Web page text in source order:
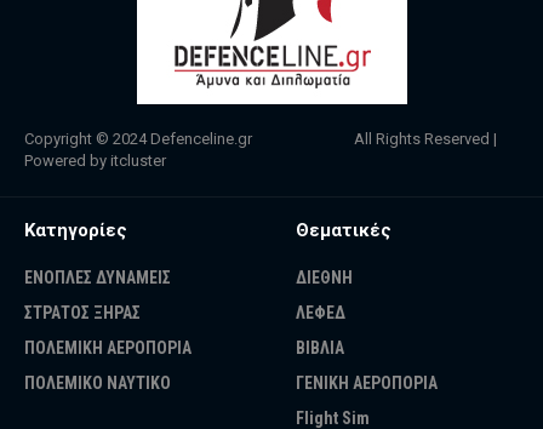
Copyright © 2024 Defenceline.gr All Rights Reserved |
Powered by itcluster
Κατηγορίες
ΕΝΟΠΛΕΣ ΔΥΝΑΜΕΙΣ
ΣΤΡΑΤΟΣ ΞΗΡΑΣ
ΠΟΛΕΜΙΚΗ ΑΕΡΟΠΟΡΙΑ
ΠΟΛΕΜΙΚΟ ΝΑΥΤΙΚΟ
Θεματικές
ΔΙΕΘΝΗ
ΛΕΦΕΔ
ΒΙΒΛΙΑ
ΓΕΝΙΚΗ ΑΕΡΟΠΟΡΙΑ
Flight Sim